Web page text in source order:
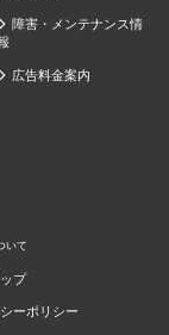
障害・メンテナンス情
広告料金案内
いて
プ
ーポリシー